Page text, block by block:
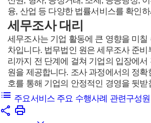
융, 산업 등 다양한 법률서비스를 확인
세무조사 대리
세무조사는 기업 활동에 큰 영향을 미칠
차입니다. 법무법인 원은 세무조사 준비
리까지 전 단계에 걸쳐 기업의 입장에서
원을 제공합니다. 조사 과정에서의 정확
호를 통해 기업의 안정적인 경영을 뒷받
주요서비스 주요 수행사례 관련구성원